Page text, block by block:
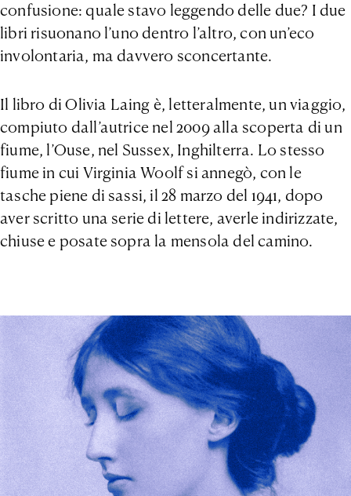
confusione: quale stavo leggendo delle due? I due
libri risuonano l’uno dentro l’altro, con un’eco
involontaria, ma davvero sconcertante.
Il libro di Olivia Laing è, letteralmente, un viaggio,
compiuto dall’autrice nel 2009 alla scoperta di un
fiume, l’Ouse, nel Sussex, Inghilterra. Lo stesso
fiume in cui Virginia Woolf si annegò, con le
tasche piene di sassi, il 28 marzo del 1941, dopo
aver scritto una serie di lettere, averle indirizzate,
chiuse e posate sopra la mensola del camino.